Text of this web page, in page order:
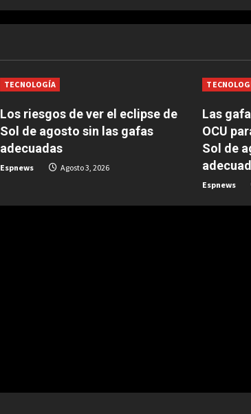
TECNOLOGÍA
Los riesgos de ver el eclipse de
Sol de agosto sin las gafas
adecuadas
Espnews Agosto 3, 2026
Las
OCU
Sol de
Espnews